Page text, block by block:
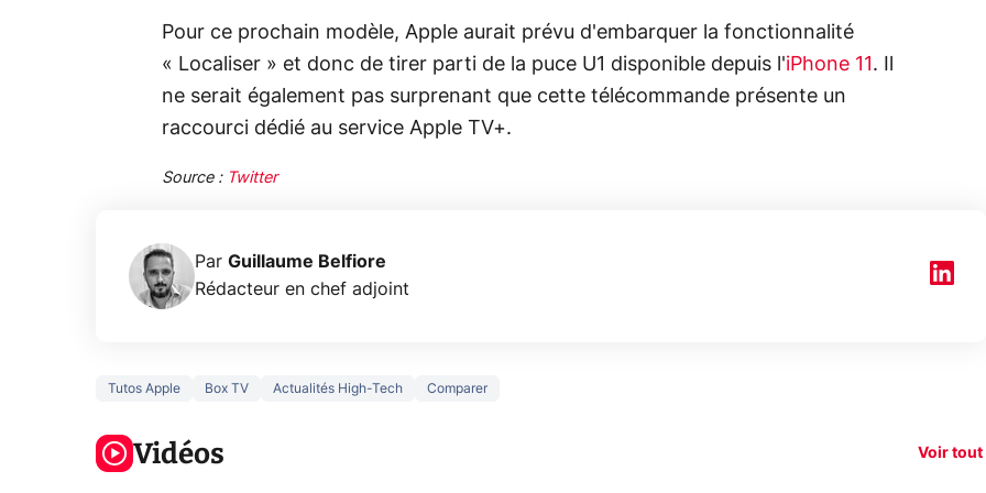
Pour ce prochain modèle, Apple aurait prévu d'embarquer la fonctionnalité
« Localiser » et donc de tirer parti de la puce U1 disponible depuis l'iPhone 11 . Il
ne serait également pas surprenant que cette télécommande présente un
raccourci dédié au service Apple TV+.
Source : Twitter
Par Guillaume Belfiore
Rédacteur en chef adjoint
Tutos Apple Box TV Actualités High-Tech Comparer
Vidéos Voir tout
5 générations
la prochaine
Xbox !
Ce que vous